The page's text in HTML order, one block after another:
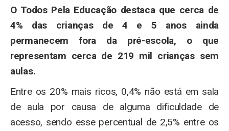
O Todos Pela Educação destaca que cerca de
4% das crianças de 4 e 5 anos ainda
permanecem fora da pré-escola, o que
representam cerca de 219 mil crianças sem
aulas.
Entre os 20% mais ricos, 0,4% não está em sala
de aula por causa de alguma dificuldade de
acesso, sendo esse percentual de 2,5% entre os